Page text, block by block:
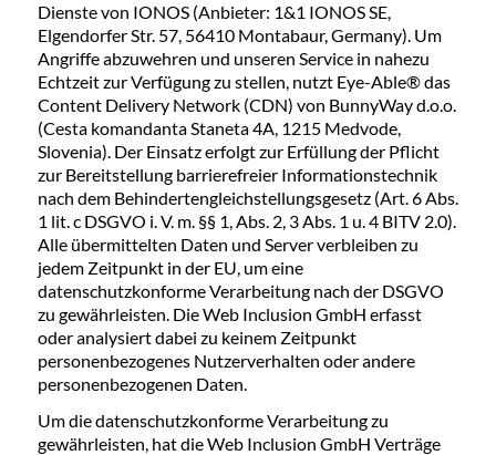
Dienste von IONOS (Anbieter: 1&1 IONOS SE,
Elgendorfer Str. 57, 56410 Montabaur, Germany). Um
Angriffe abzuwehren und unseren Service in nahezu
Echtzeit zur Verfügung zu stellen, nutzt Eye-Able® das
Content Delivery Network (CDN) von BunnyWay d.o.o.
(Cesta komandanta Staneta 4A, 1215 Medvode,
Slovenia). Der Einsatz erfolgt zur Erfüllung der Pflicht
zur Bereitstellung barrierefreier Informationstechnik
nach dem Behindertengleichstellungsgesetz (Art. 6 Abs.
1 lit. c DSGVO i. V. m. §§ 1, Abs. 2, 3 Abs. 1 u. 4 BITV 2.0).
Alle übermittelten Daten und Server verbleiben zu
jedem Zeitpunkt in der EU, um eine
datenschutzkonforme Verarbeitung nach der DSGVO
zu gewährleisten. Die Web Inclusion GmbH erfasst
oder analysiert dabei zu keinem Zeitpunkt
personenbezogenes Nutzerverhalten oder andere
personenbezogenen Daten.
Um die datenschutzkonforme Verarbeitung zu
gewährleisten, hat die Web Inclusion GmbH Verträge